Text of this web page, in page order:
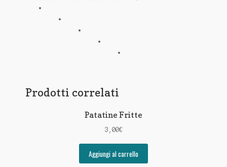
Prodotti correlati
Patatine Fritte
3,00€
Aggiungi al carrello